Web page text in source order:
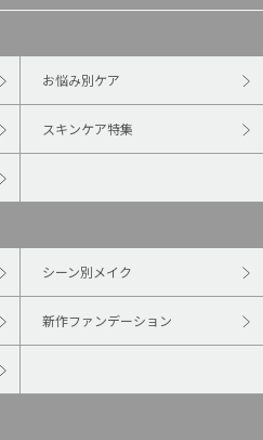
お悩み別ケア
スキンケア特集
シーン別メイク
新作ファンデーション